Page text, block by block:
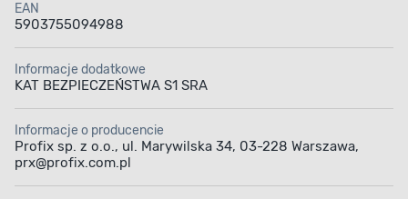
EAN
5903755094988
Informacje dodatkowe
KAT BEZPIECZEŃSTWA S1 SRA
Informacje o producencie
Profix sp. z o.o., ul. Marywilska 34, 03-228 Warszawa,
prx@profix.com.pl